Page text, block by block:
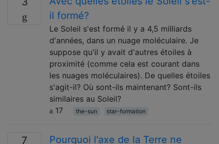
il formé?
Le Soleil s'est formé il y a 4,5 milliards
d'années, dans un nuage moléculaire. Je
suppose qu'il y avait d'autres étoiles à
proximité (comme cela est courant dans
les nuages ​​moléculaires). De quelles étoiles
s'agit-il? Où sont-ils maintenant? Sont-ils
similaires au Soleil?
17
the-sun star-formation
7
Pourquoi l'axe de la Terre ne